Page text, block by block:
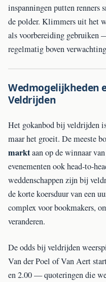
inspanningen putten renners
de polder. Klimmers uit het
als voorbereiding gebruiken
regelmatig boven
Wedmogelijkheden
Veldrijden
Het gokanbod bij veldrijden
maar het groeit. De meeste
marktaan op de winnaar
evenementen ook head-to-
weddenschappen zijn bij
de korte koersduur van een
complex voor bookmakers,
veranderen.
De odds bij veldrijden
Van der Poel of Van Aert
en 2.00 — quoteringen die